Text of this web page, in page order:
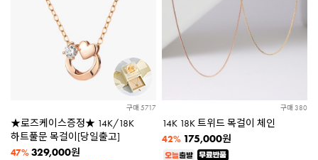
구매 5717
★로즈케이스증정★ 14K/18K
하트풀문 목걸이[당일출고]
47% 329,000원
구매 380
14K 18K 트위드 목걸이 체인
42% 175,000원